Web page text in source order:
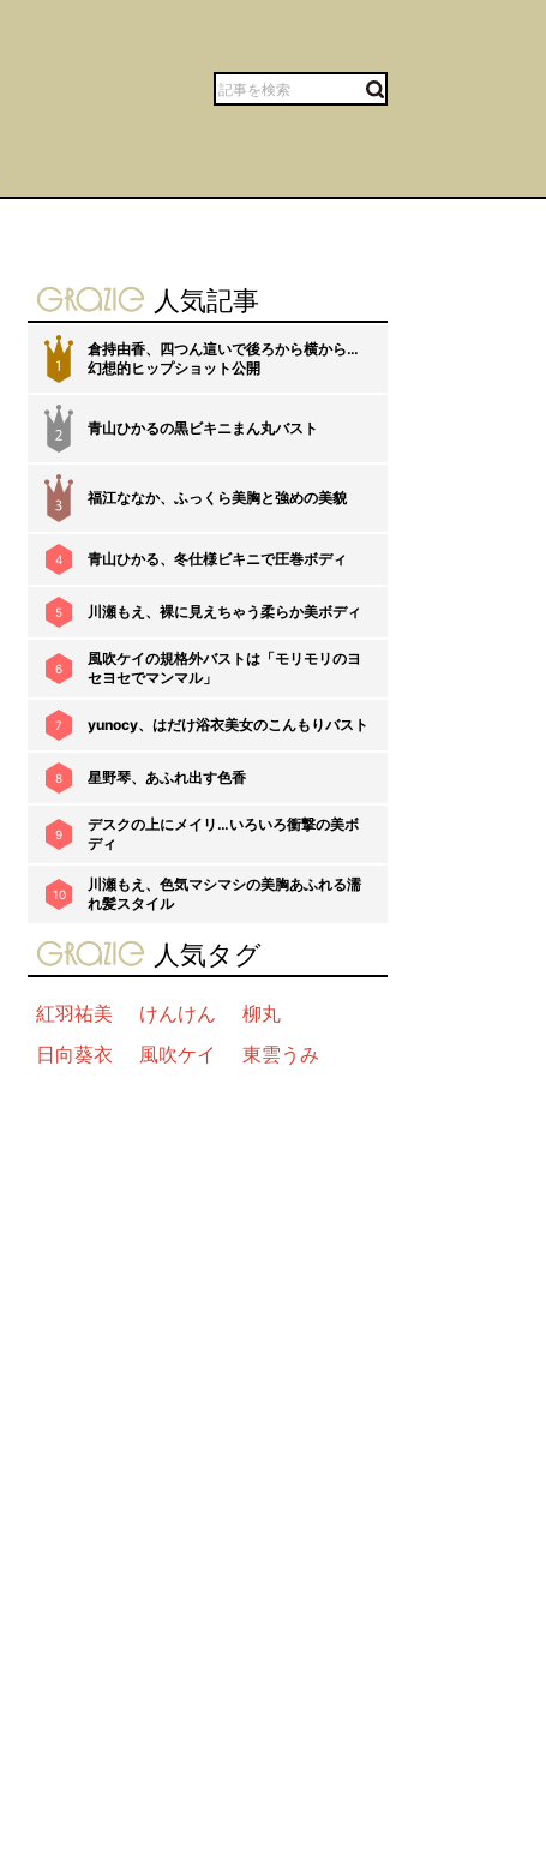
gravure-grazie
人気記事
1
倉持由香、四つん這いで後ろから横から…
幻想的ヒップショット公開
青山ひかるの黒ビキニまん丸バスト
福江ななか、ふっくら美胸と強めの美貌
4 青山ひかる、冬仕様ビキニで圧巻ボディ
5 川瀬もえ、裸に見えちゃう柔らか美ボディ
6
風吹ケイの規格外バストは「モリモリのヨ
セヨセでマンマル」
7 yunocy、はだけ浴衣美女のこんもりバスト
8 星野琴、あふれ出す色香
9
デスクの上にメイリ…いろいろ衝撃の美ボ
ディ
10
川瀬もえ、色気マシマシの美胸あふれる濡
れ髪スタイル
gravure-grazie
人気タグ
紅羽祐美 けんけん
柳丸
日向葵衣
風吹ケイ 東雲うみ